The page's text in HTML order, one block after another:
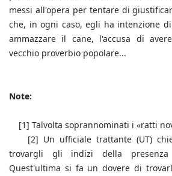
messi all'opera per tentare di
che, in ogni caso, egli ha intenzione
ammazzare il cane, l'accusa di
vecchio proverbio popolare...
Note:
[1] Talvolta soprannominati i «ratti
[2] Un ufficiale trattante (UT)
trovargli gli indizi della
Quest'ultima si fa un dovere di